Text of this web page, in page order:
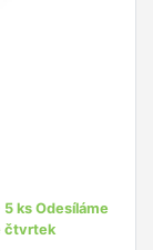
5 ks Odesíláme
čtvrtek